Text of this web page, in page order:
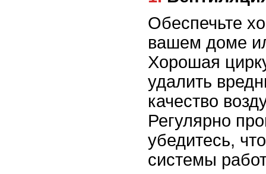
Обеспечьте
вашем доме
Хорошая
удалить
качество
Регулярно
убедитесь,
системы